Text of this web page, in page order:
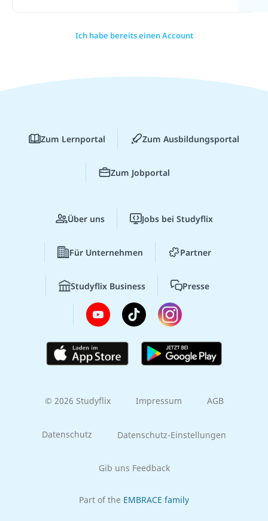
Ich habe bereits einen Account
Zum Lernportal Zum Ausbildungsportal
Zum Jobportal
Über uns Jobs bei Studyflix
Für Unternehmen Partner
Studyflix Business Presse
© 2026 Studyflix Impressum AGB
Datenschutz Datenschutz-Einstellungen
Gib uns Feedback
Part of the EMBRACE family